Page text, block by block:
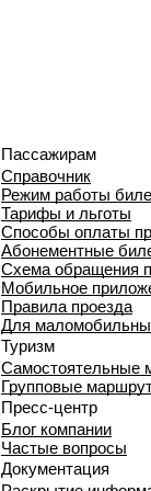
Пассажирам
Справочник
Режим работы
Тарифы и льготы
Способы оплаты
Абонементные
Схема обращения
Мобильное
Правила проезда
Для
Туризм
Самостоятельные
Групповые
Пресс-центр
Блог компании
Частые вопросы
Документация